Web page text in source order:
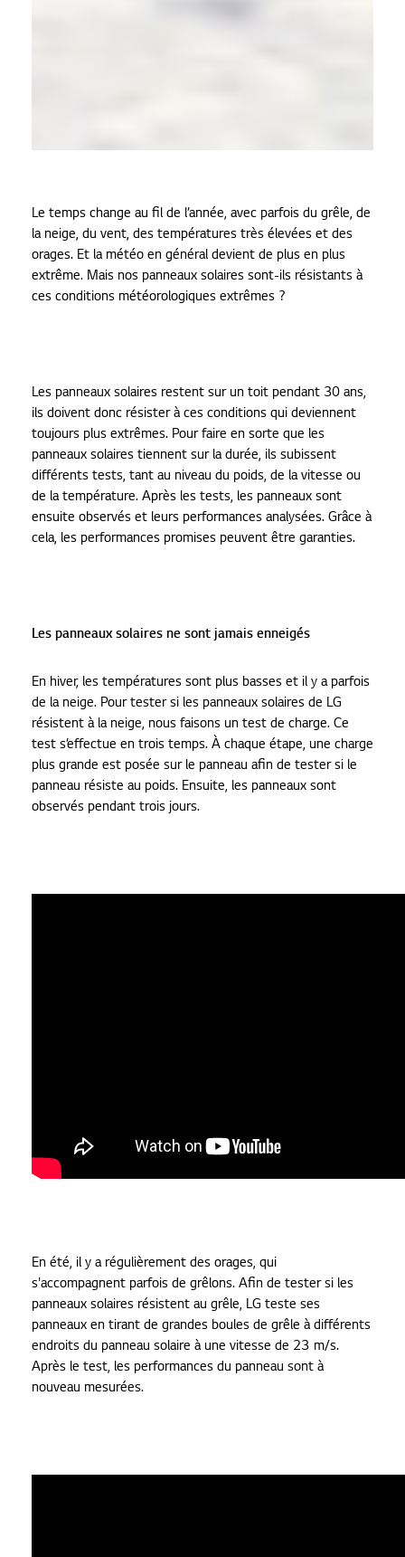
Le temps change au fil de l’année, avec parfois du grêle, de
la neige, du vent, des températures très élevées et des
orages. Et la météo en général devient de plus en plus
extrême. Mais nos panneaux solaires sont-ils résistants à
ces conditions météorologiques extrêmes ?
Les panneaux solaires restent sur un toit pendant 30 ans,
ils doivent donc résister à ces conditions qui deviennent
toujours plus extrêmes. Pour faire en sorte que les
panneaux solaires tiennent sur la durée, ils subissent
différents tests, tant au niveau du poids, de la vitesse ou
de la température. Après les tests, les panneaux sont
ensuite observés et leurs performances analysées. Grâce à
cela, les performances promises peuvent être garanties.
Les panneaux solaires ne sont jamais enneigés
En hiver, les températures sont plus basses et il y a parfois
de la neige. Pour tester si les panneaux solaires de LG
résistent à la neige, nous faisons un test de charge. Ce
test s’effectue en trois temps. À chaque étape, une charge
plus grande est posée sur le panneau afin de tester si le
panneau résiste au poids. Ensuite, les panneaux sont
observés pendant trois jours.
En été, il y a régulièrement des orages, qui
s'accompagnent parfois de grêlons. Afin de tester si les
panneaux solaires résistent au grêle, LG teste ses
panneaux en tirant de grandes boules de grêle à différents
endroits du panneau solaire à une vitesse de 23 m/s.
Après le test, les performances du panneau sont à
nouveau mesurées.